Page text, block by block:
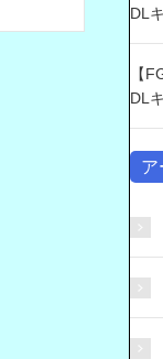
DL
【
DL
ア